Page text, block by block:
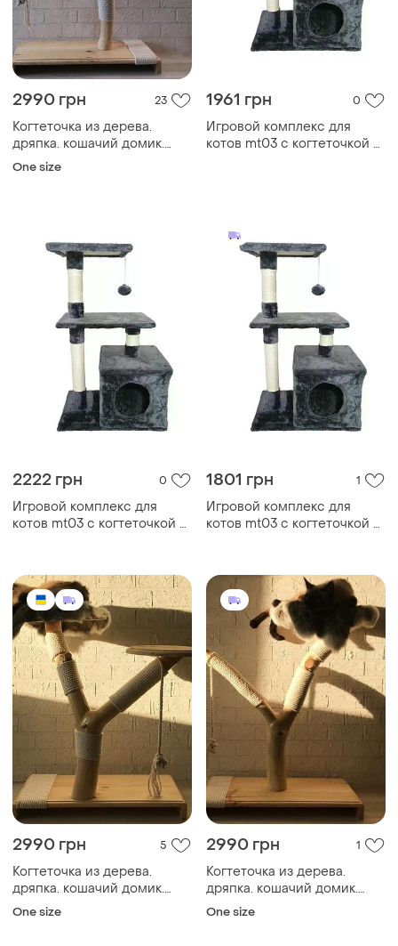
2990 грн 23
Когтеточка из дерева.
дряпка. кошачий домик.
эко-когтеточка. премиум
One size
1961 грн 0
Игровой комплекс для
котов mt03 с когтеточкой и
2222 грн 0
Игровой комплекс для
котов mt03 с когтеточкой и
игр, сна и ухода за когтями
1801 грн 1
Игровой комплекс для
котов mt03 с когтеточкой и
игр, сна и ухода за когтями
2990 грн 5
Когтеточка из дерева.
дряпка. кошачий домик.
эко-когтеточка. премиум
One size
2990 грн 1
Когтеточка из дерева.
дряпка. кошачий домик.
эко-когтеточка. премиум
One size